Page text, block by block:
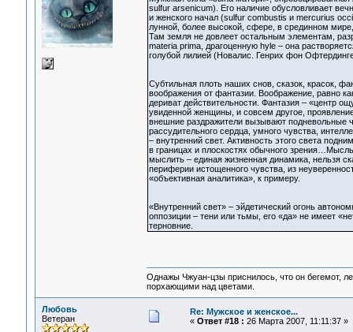
sulfur arsenicum). Его наличие обусловливает
и женского начал (sulfur combustis и mercurius
лунной, более высокой, сфере, в срединном
Там земля не довлеет остальным элементам,
materia prima, драгоценную hyle – она
голубой лилией (Новалис. Генрих фон
Субтильная плоть наших снов, сказок, красок,
воображения от фантазии. Воображение, равно
дериват действительности. Фантазия – «центр
увиденной женщины, и совсем другое,
внешние раздражители вызывают подневольные
рассудительного сердца, умного чувства,
– внутренний свет. Активность этого света
в границах и плоскостях обычного
мыслить – единая жизненная динамика, нельзя
периферии истощенного чувства, из
«объективная аналитика», к примеру.
«Внутренний свет» – эйдетический огонь
оппозиции – тени или тьмы, его «да» не имеет
терновние.
Однажы Чжуан-цзы приснилось, что он бегемот,
порхающими над цветами.
Любовь
Ветеран
Re: Мужское и женское...
« Ответ #18 : 26 Марта 2007, 11:11:37 »